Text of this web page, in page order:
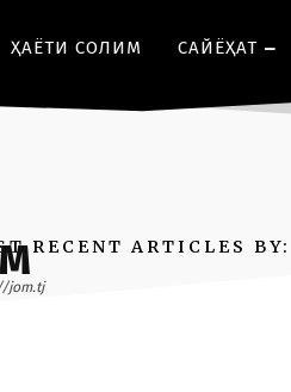
ҲАЁТИ СОЛИМ CАЙЁҲАТ
RECENT ARTICLES BY:
jom.tj